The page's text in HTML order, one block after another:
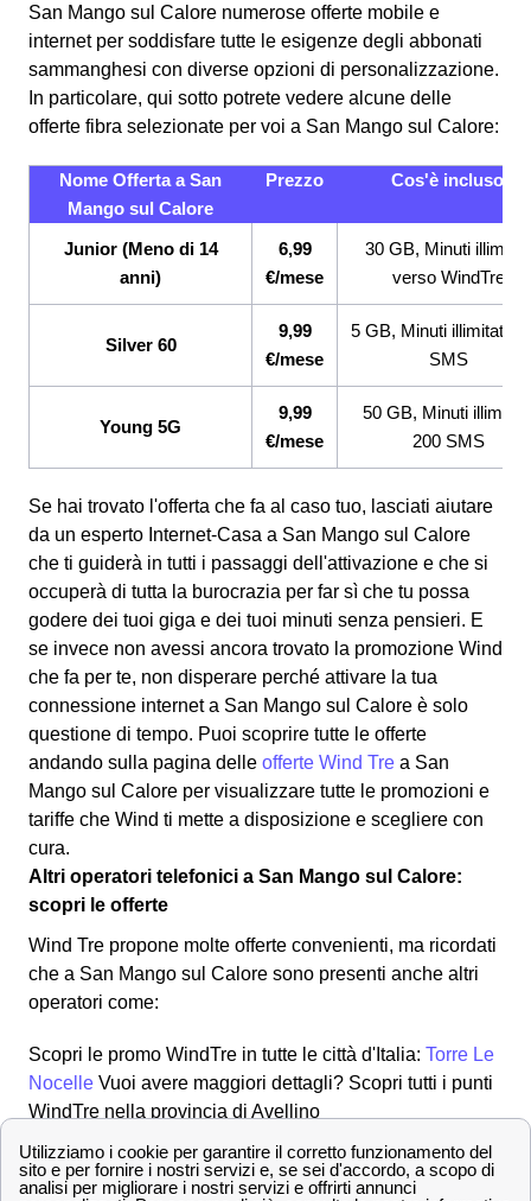
San Mango sul Calore numerose offerte mobile e
internet per soddisfare tutte le esigenze degli abbonati
sammanghesi con diverse opzioni di personalizzazione.
In particolare, qui sotto potrete vedere alcune delle
offerte fibra selezionate per voi a San Mango sul Calore:
Nome Offerta a San
Mango sul Calore
Prezzo Cos'è incluso
Junior (Meno di 14
anni)
6,99
€/mese
30 GB, Minuti illimitati
verso WindTre
Silver 60
9,99
€/mese
5 GB, Minuti illimitati,
SMS
Young 5G
9,99
€/mese
50 GB, Minuti
200 SMS
Se hai trovato l'offerta che fa al caso tuo, lasciati aiutare
da un esperto Internet-Casa a San Mango sul Calore
che ti guiderà in tutti i passaggi dell'attivazione e che si
occuperà di tutta la burocrazia per far sì che tu possa
godere dei tuoi giga e dei tuoi minuti senza pensieri. E
se invece non avessi ancora trovato la promozione Wind
che fa per te, non disperare perché attivare la tua
connessione internet a San Mango sul Calore è solo
questione di tempo. Puoi scoprire tutte le offerte
andando sulla pagina delle offerte Wind Tre a San
Mango sul Calore per visualizzare tutte le promozioni e
tariffe che Wind ti mette a disposizione e scegliere con
cura.
Altri operatori telefonici a San Mango sul Calore:
scopri le offerte
Wind Tre propone molte offerte convenienti, ma ricordati
che a San Mango sul Calore sono presenti anche altri
operatori come:
Scopri le promo WindTre in tutte le città d'Italia: Torre Le
Nocelle Vuoi avere maggiori dettagli? Scopri tutti i punti
WindTre nella provincia di Avellino
San Mango sul Calore